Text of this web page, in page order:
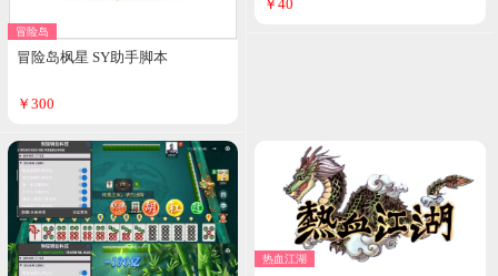
冒险岛
冒险岛枫星 SY助手脚本
￥300
￥40
热血江湖